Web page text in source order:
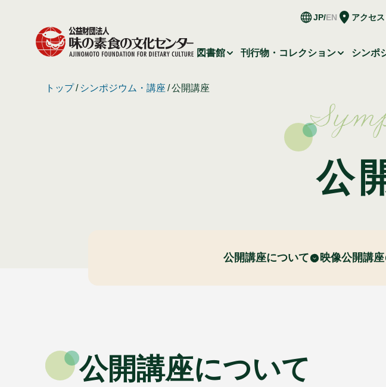
JP EN アクセス
図書館 刊行物・コレクション シンポ
トップ シンポジウム・講座 公開講座
公
公開講座について 映像公開講座
公開講座について